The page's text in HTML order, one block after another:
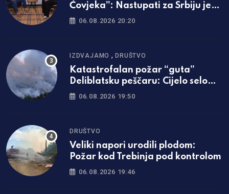
Čovjeka”: Nastupati za Srbiju je
bila najveća svetinja i ponos /foto
06.08.2026 20:20
IZDVAJAMO ,DRUŠTVO
Katastrofalan požar “guta”
Deliblatsku peščaru: Cijelo selo
evakuisano
06.08.2026 19:50
DRUŠTVO
Veliki napori urodili plodom:
Požar kod Trebinja pod kontrolom
06.08.2026 19:46